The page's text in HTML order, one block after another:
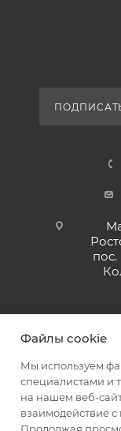
2026 ©
Файлы cookie
Мы используем
специалистами и
на нашем веб-
взаимодействие